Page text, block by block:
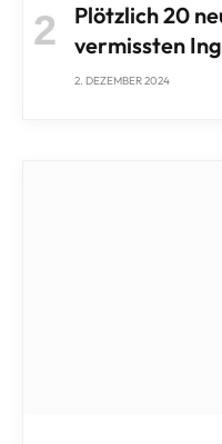
Plötzlich 20
vermissten
2. DEZEMBER 2024